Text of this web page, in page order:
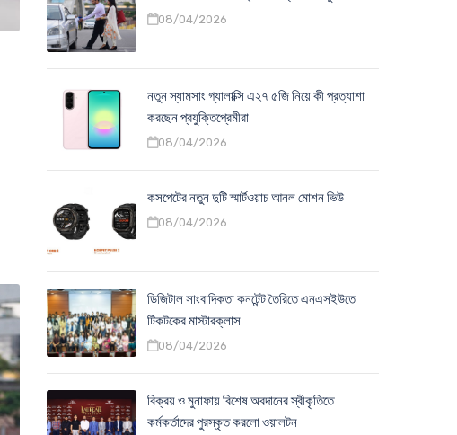
08/04/2026
নতুন স্যামসাং গ্যালাক্সি এ২৭ ৫জি নিয়ে কী প্রত্যাশা
করছেন প্রযুক্তিপ্রেমীরা
08/04/2026
কসপেটের নতুন দুটি স্মার্টওয়াচ আনল মোশন ভিউ
08/04/2026
ডিজিটাল সাংবাদিকতা কনটেন্ট তৈরিতে এনএসইউতে
টিকটকের মাস্টারক্লাস
08/04/2026
বিক্রয় ও মুনাফায় বিশেষ অবদানের স্বীকৃতিতে
কর্মকর্তাদের পুরস্কৃত করলো ওয়ালটন